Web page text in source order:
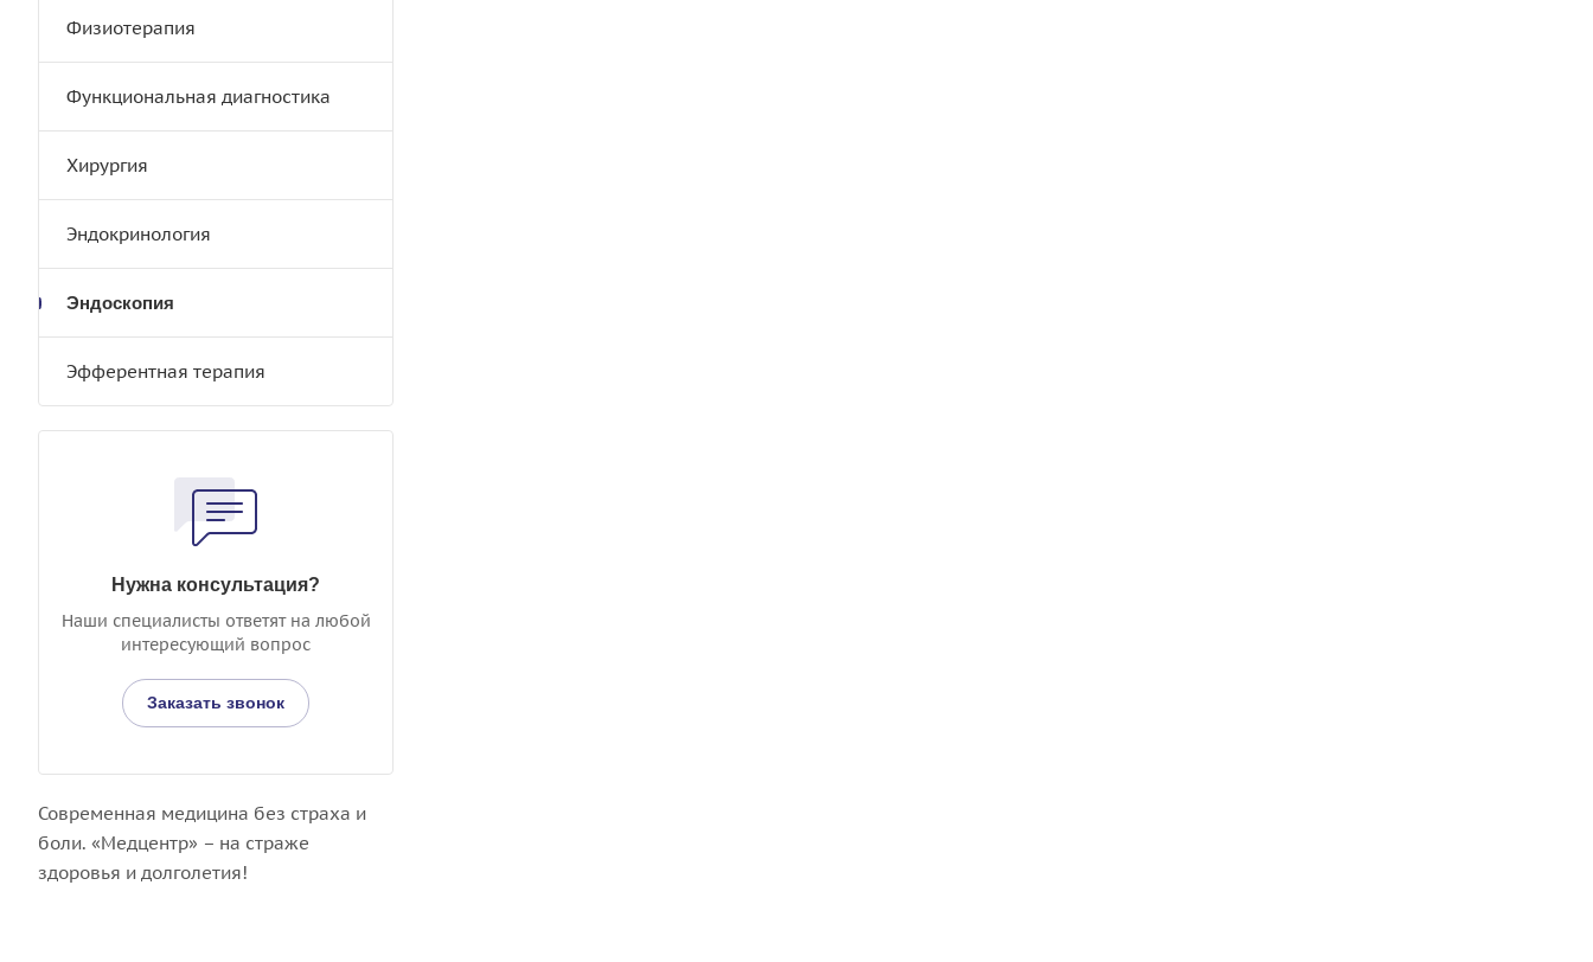
Физиотерапия
Функциональная диагностика
Хирургия
Эндокринология
Эндоскопия
Эфферентная терапия
Нужна консультация?
Наши специалисты ответят на любой
интересующий вопрос
Заказать звонок
Современная медицина без страха и
боли. «Медцентр» – на страже
здоровья и долголетия!